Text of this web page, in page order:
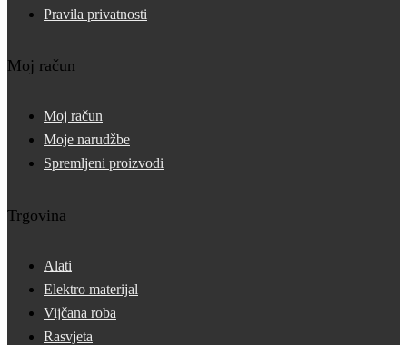
Pravila privatnosti
Moj račun
Moj račun
Moje narudžbe
Spremljeni proizvodi
Trgovina
Alati
Elektro materijal
Vijčana roba
Rasvjeta